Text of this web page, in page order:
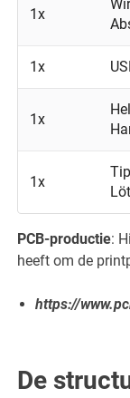
1x
1x
1x
1x
PCB-productie:
heeft om de
https://
De